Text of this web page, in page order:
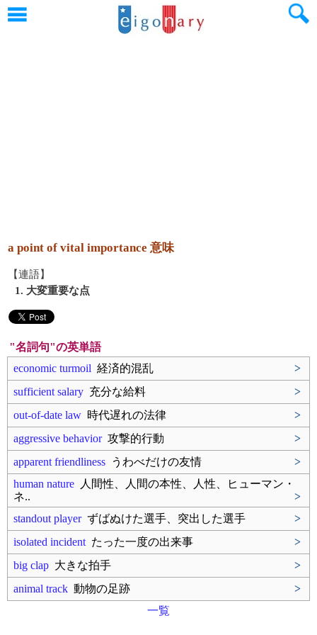
a point of vital importance 意味
【連語】
1. 大変重要な点
"名詞句"の英単語
economic turmoil 経済的混乱
>
sufficient salary 充分な給料
>
out-of-date law 時代遅れの法律
>
aggressive behavior攻撃的行動
>
apparent friendliness うわべだけの友情
>
human nature 人間性、人間の本性、人性、ヒューマン・
ネ..
>
standout playerずばぬけた選手、突出した選手
>
isolated incident たった一度の出来事
>
big clap 大きな拍手
>
animal track 動物の足跡
>
一覧